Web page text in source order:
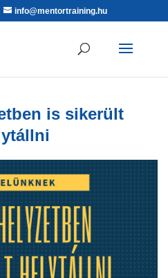
info@mentortraining.hu
is sikerült